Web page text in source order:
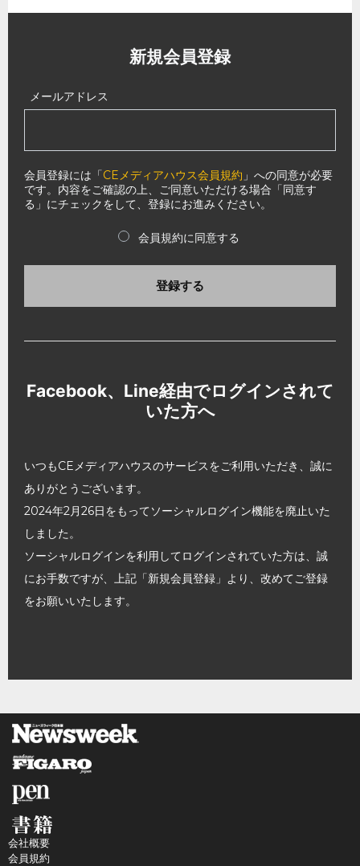
新規会員登録
メールアドレス
会員登録には「CEメディアハウス会員規約 」への同意が必要
です。内容をご確認の上、ご同意いただける場合「同意す
る」にチェックをして、登録にお進みください。
会員規約に同意する
登録する
Facebook、Line経由でログインされて
いた方へ
いつもCEメディアハウスのサービスをご利用いただき、誠に
ありがとうございます。
2024年2月26日をもってソーシャルログイン機能を廃止いた
しました。
ソーシャルログインを利用してログインされていた方は、誠
にお手数ですが、上記「新規会員登録」より、改めてご登録
をお願いいたします。
会社概要
会員規約